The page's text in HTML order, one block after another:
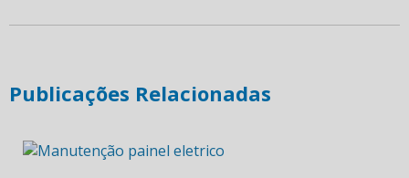
Publicações Relacionadas